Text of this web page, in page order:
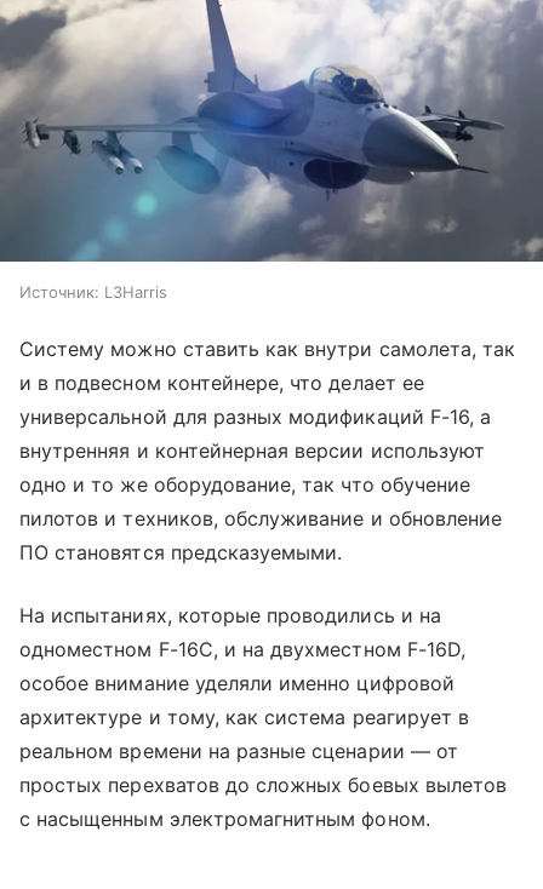
Источник: L3Harris
Систему можно ставить как внутри самолета, так
и в подвесном контейнере, что делает ее
универсальной для разных модификаций F-16, а
внутренняя и контейнерная версии используют
одно и то же оборудование, так что обучение
пилотов и техников, обслуживание и обновление
ПО становятся предсказуемыми.
На испытаниях, которые проводились и на
одноместном F-16C, и на двухместном F-16D,
особое внимание уделяли именно цифровой
архитектуре и тому, как система реагирует в
реальном времени на разные сценарии — от
простых перехватов до сложных боевых вылетов
с насыщенным электромагнитным фоном.